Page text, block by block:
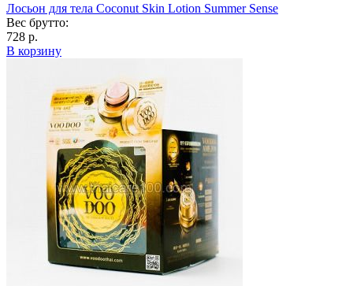
Лосьон для тела Coconut Skin Lotion Summer Sense
Вес брутто:
728 р.
В корзину